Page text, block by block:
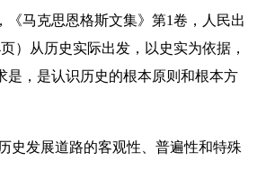
《马克思恩格斯文集》第1卷，人民出
）从历史实际出发，以史实为依据，
是，是认识历史的根本原则和根本方
史发展道路的客观性、普遍性和特殊